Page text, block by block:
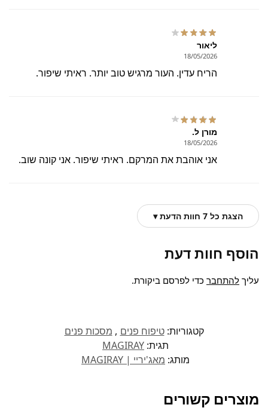
ליאור
18/05/2026
הריח עדין. העור מרגיש טוב יותר. ראיתי שיפור.
מורן ל.
18/05/2026
אני אוהבת את המרקם. ראיתי שיפור. אני קונה שוב.
הצגת כל 7 חוות הדעת ▾
הוסף חוות דעת
עליך להתחבר כדי לפרסם ביקורת.
קטגוריות:טיפוח פנים , מסכות פנים
תגית: MAGIRAY
מותג: מאג'יריי | MAGIRAY
מוצרים קשורים